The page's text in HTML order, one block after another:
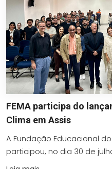
FEMA participa do
Clima em Assis
A Fundação Educacional
participou, no dia 30 de